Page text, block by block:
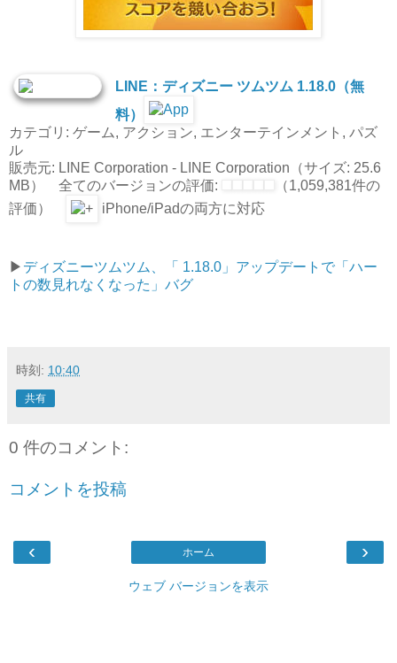
LINE：ディズニー ツムツム 1.18.0（無
料）
カテゴリ: ゲーム, アクション, エンターテインメント, パズ
ル
販売元: LINE Corporation - LINE Corporation（サイズ: 25.6
MB） 全てのバージョンの評価:
（1,059,381件の
評価）
iPhone/iPadの両方に対応
▶︎ ディズニーツムツム、「 1.18.0」アップデートで「ハー
トの数見れなくなった」バグ
時刻: 10:40
共有
0 件のコメント:
コメントを投稿
‹ ›
ホーム
ウェブ バージョンを表示